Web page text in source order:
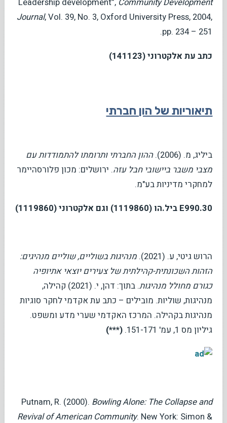
Leadership development”, Community Development
Journal, Vol. 39, No. 3, Oxford University Press, 2004,
pp. 234 – 251.
כתב עת אלקטרוני (141123)
תיאוריות של הון חברתי
ביליג, מ. (2006).
ההון החברתי ותרומתו להתמודדות עם
מצבי משבר ביישובי חבל עזה. ירושלים: מכון פלורסהיימר
למחקרי מדיניות בע"מ.
E990.30 ביל.הו (1119860) וגם אלקטרוני (1119860)
הרוש גיטי, ע. (2021).
מנהיגות בשוליים, שוליים מנהיגים:
הזהות השכונתית-קהילתית של צעירים יוצאי אתיופיה
כגורם מחולל מנהיגות
. בתוך: דהן, י. (2021) קהילה,
מנהיגות, שוליות. מובילים – כתב עת אקדמי לחקר סוגיות
מנהיגות בקהילה. המרכז האקדמי שערי מדע ומשפט.
גיליון מס 1, עמ' 151-171.
(***)
Putnam, R. (2000). Bowling Alone: The Collapse and
Revival of American Community. New York: Simon &